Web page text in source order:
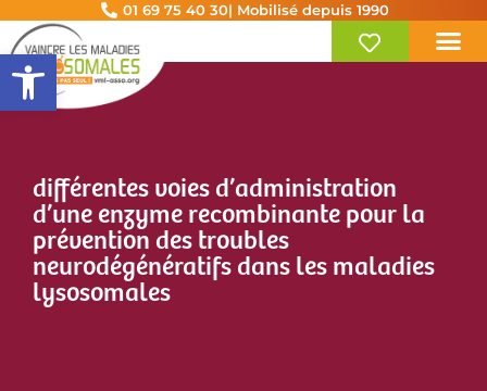
Ouvrir la barre d’outils
01 69 75 40 30| Mobilisé depuis 1990
différentes voies d’administration
d’une enzyme recombinante pour la
prévention des troubles
neurodégénératifs dans les maladies
lysosomales